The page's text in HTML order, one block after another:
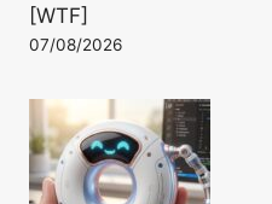
[WTF]
07/08/2026